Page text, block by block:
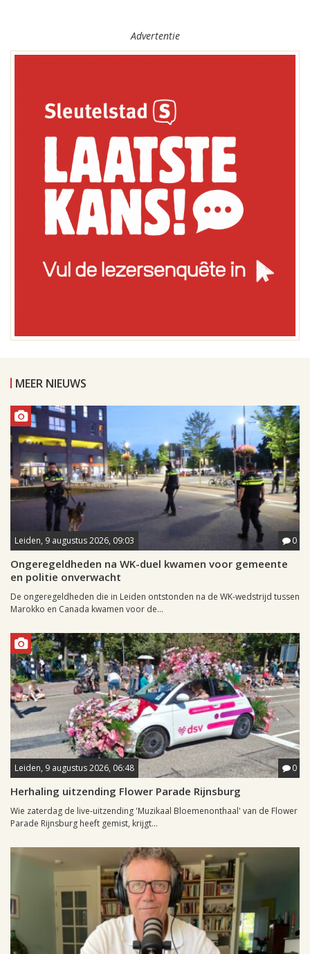
Advertentie
MEER NIEUWS
Leiden, 9 augustus 2026, 09:03 0
Ongeregeldheden na WK-duel kwamen voor gemeente
en politie onverwacht
De ongeregeldheden die in Leiden ontstonden na de WK-wedstrijd tussen
Marokko en Canada kwamen voor de...
Leiden, 9 augustus 2026, 06:48 0
Herhaling uitzending Flower Parade Rijnsburg
Wie zaterdag de live-uitzending 'Muzikaal Bloemenonthaal' van de Flower
Parade Rijnsburg heeft gemist, krijgt...